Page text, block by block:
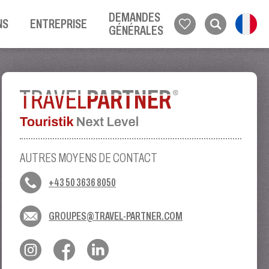
ENTREPRISE DEMANDES
GÉNÉRALES
AUTRES MOYENS DE CONTACT
+43 50 3636 8050
GROUPES@TRAVEL-PARTNER.COM